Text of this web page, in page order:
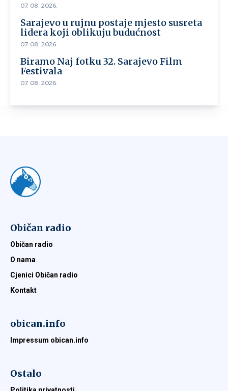
07. 08. 2026.
Sarajevo u rujnu postaje mjesto susreta
lidera koji oblikuju budućnost
07. 08. 2026.
Biramo Naj fotku 32. Sarajevo Film
Festivala
07. 08. 2026.
Običan radio
Običan radio
O nama
Cjenici Običan radio
Kontakt
obican.info
Impressum obican.info
Ostalo